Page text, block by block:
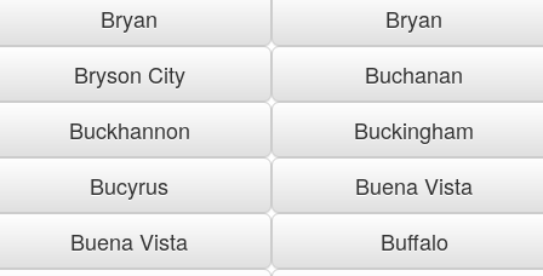
Bryan
Bryan
Bryson City
Buchanan
Buckhannon
Buckingham
Bucyrus
Buena Vista
Buena Vista
Buffalo